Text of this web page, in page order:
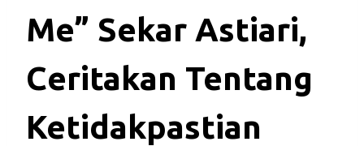
Me” Sekar Astiari,
Ceritakan Tentang
Ketidakpastian